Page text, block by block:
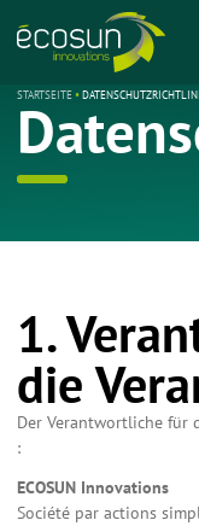
STARTSEITE•
1.
die
Der Verantwortliche für
:
ECOSUN Innovations
Société par actions